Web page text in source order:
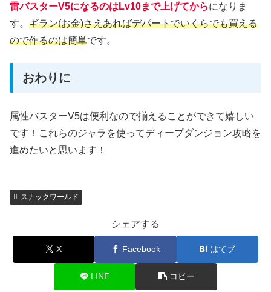
雷バスターV5になるのはLv10まで上げてからになりま
す。 ギラン(お金)さえあればデパートでいくらでも買える
ので作るのは簡単です。
おわりに
属性バスターV5は便利なので揃えることができて嬉しい
です！これらのジャラを使ってディープダンジョン攻略を
進めたいと思います！
スナックワールド
シェアする
X Facebook はてブ
LINE コピー